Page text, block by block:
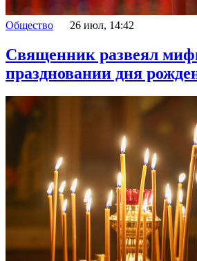
Общество 26 июл, 14:42
Священник развеял
праздновании дня